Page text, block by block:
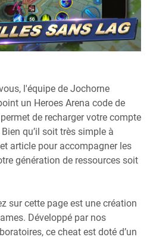
l'équipe de Jochorne
un Heroes Arena code de
de recharger votre compte
qu’il soit très simple à
article pour accompagner les
génération de ressources soit
sur cette page est une création
Développé par nos
ce cheat est doté d’un